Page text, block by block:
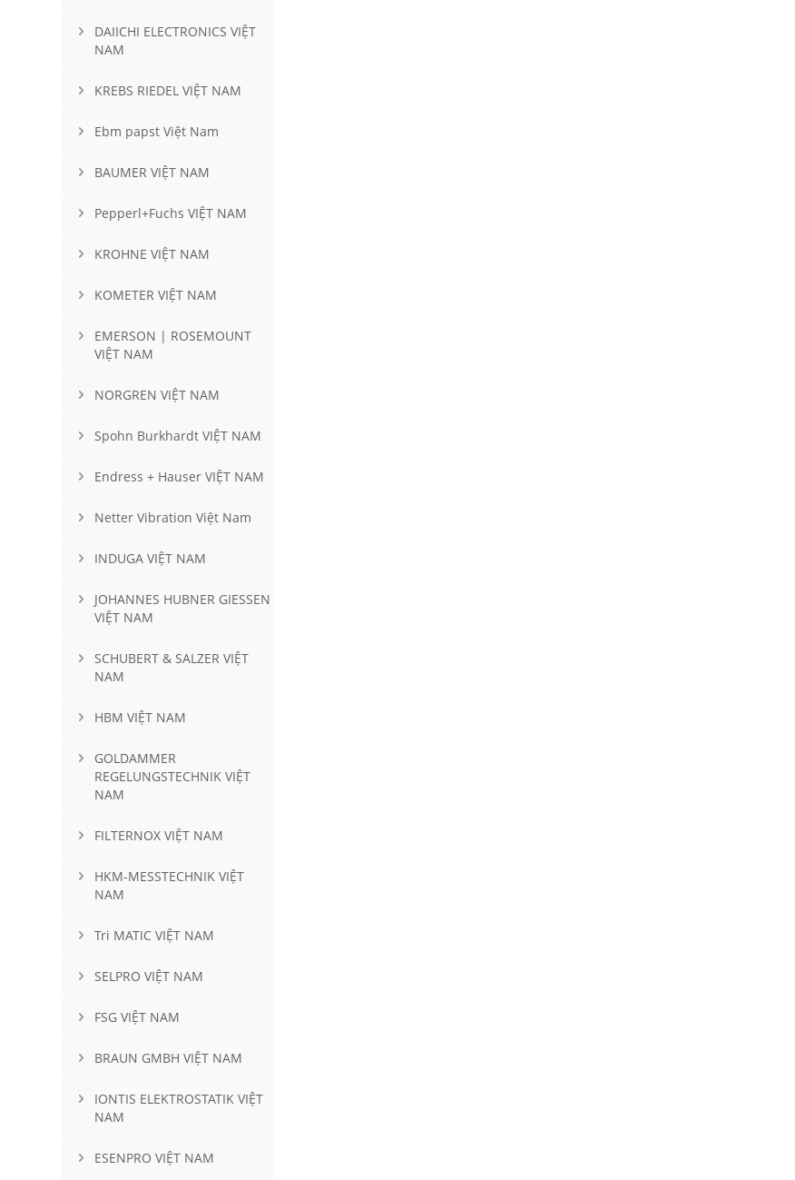
DAIICHI ELECTRONICS VIỆT
NAM
KREBS RIEDEL VIỆT NAM
Ebm papst Việt Nam
BAUMER VIỆT NAM
Pepperl+Fuchs VIỆT NAM
KROHNE VIỆT NAM
KOMETER VIỆT NAM
EMERSON | ROSEMOUNT
VIỆT NAM
NORGREN VIỆT NAM
Spohn Burkhardt VIỆT NAM
Endress + Hauser VIỆT NAM
Netter Vibration Việt Nam
INDUGA VIỆT NAM
JOHANNES HUBNER GIESSEN
VIỆT NAM
SCHUBERT & SALZER VIỆT
NAM
HBM VIỆT NAM
GOLDAMMER
REGELUNGSTECHNIK VIỆT
NAM
FILTERNOX VIỆT NAM
HKM-MESSTECHNIK VIỆT
NAM
Tri MATIC VIỆT NAM
SELPRO VIỆT NAM
FSG VIỆT NAM
BRAUN GMBH VIỆT NAM
IONTIS ELEKTROSTATIK VIỆT
NAM
ESENPRO VIỆT NAM